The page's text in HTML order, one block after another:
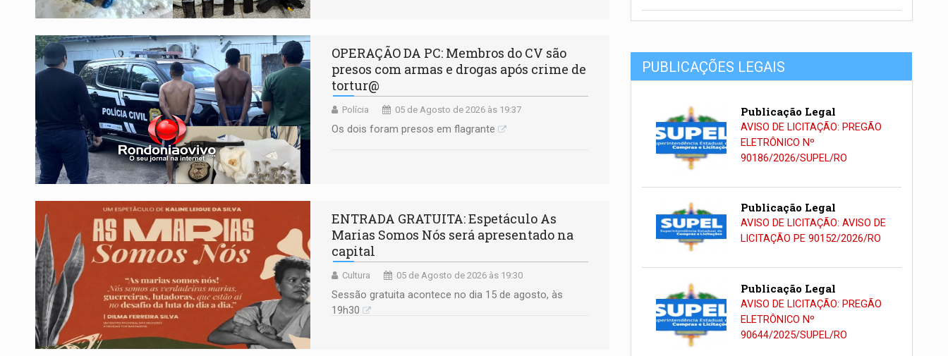
OPERAÇÃO DA PC: Membros do CV são
presos com armas e drogas após crime de
tortur@
Polícia 05 de Agosto de 2026 às 19:37
Os dois foram presos em flagrante
ENTRADA GRATUITA: Espetáculo As
Marias Somos Nós será apresentado na
capital
Cultura 05 de Agosto de 2026 às 19:30
Sessão gratuita acontece no dia 15 de agosto, às
19h30
PUBLICAÇÕES LEGAIS
Publicação Legal
AVISO DE LICITAÇÃO: PREGÃO
ELETRÔNICO Nº
90186/2026/SUPEL/RO
Publicação Legal
AVISO DE LICITAÇÃO: AVISO DE
LICITAÇÃO PE 90152/2026/RO
Publicação Legal
AVISO DE LICITAÇÃO: PREGÃO
ELETRÔNICO Nº
90644/2025/SUPEL/RO